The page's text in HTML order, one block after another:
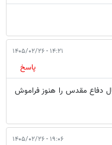
۱۴:۲۱ - ۱۴۰۵/۰۲/۲۶
پاسخ
دفاع مقدس را هنوز فراموش
۱۹:۰۶ - ۱۴۰۵/۰۲/۲۶